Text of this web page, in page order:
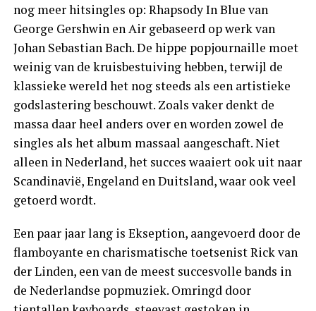
nog meer hitsingles op: Rhapsody In Blue van
George Gershwin en Air gebaseerd op werk van
Johan Sebastian Bach. De hippe popjournaille moet
weinig van de kruisbestuiving hebben, terwijl de
klassieke wereld het nog steeds als een artistieke
godslastering beschouwt. Zoals vaker denkt de
massa daar heel anders over en worden zowel de
singles als het album massaal aangeschaft. Niet
alleen in Nederland, het succes waaiert ook uit naar
Scandinavië, Engeland en Duitsland, waar ook veel
getoerd wordt.
Een paar jaar lang is Ekseption, aangevoerd door de
flamboyante en charismatische toetsenist Rick van
der Linden, een van de meest succesvolle bands in
de Nederlandse popmuziek. Omringd door